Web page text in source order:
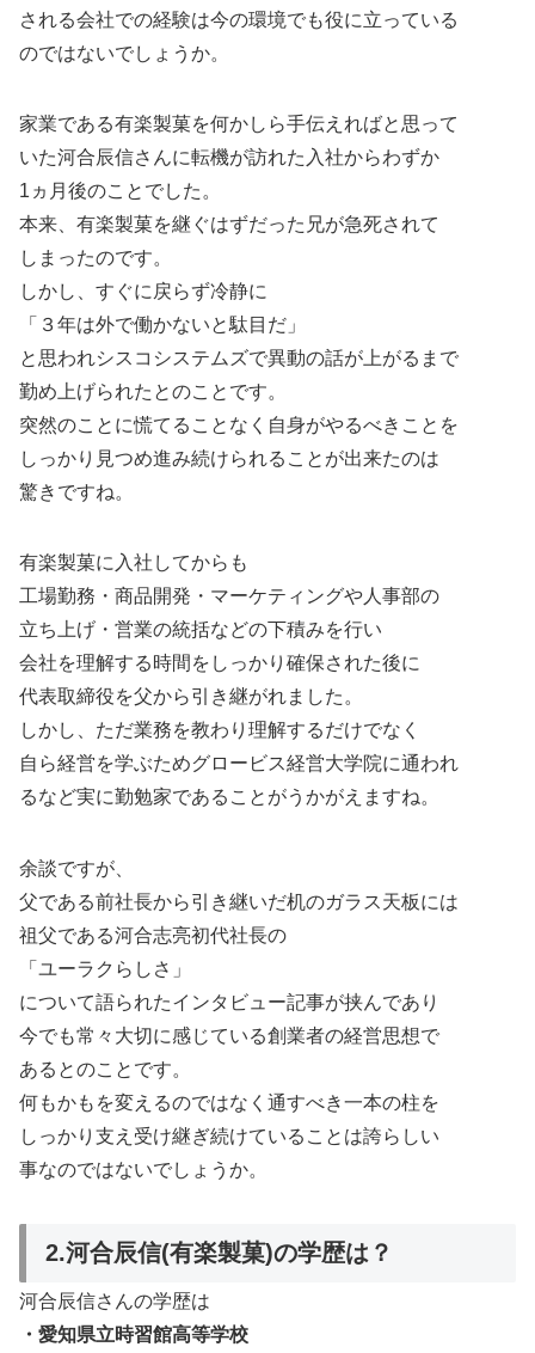
される会社での経験は今の環境でも役に立っている
のではないでしょうか。
家業である有楽製菓を何かしら手伝えればと思って
いた河合辰信さんに転機が訪れた入社からわずか
1ヵ月後のことでした。
本来、有楽製菓を継ぐはずだった兄が急死されて
しまったのです。
しかし、すぐに戻らず冷静に
「３年は外で働かないと駄目だ」
と思われシスコシステムズで異動の話が上がるまで
勤め上げられたとのことです。
突然のことに慌てることなく自身がやるべきことを
しっかり見つめ進み続けられることが出来たのは
驚きですね。
有楽製菓に入社してからも
工場勤務・商品開発・マーケティングや人事部の
立ち上げ・営業の統括などの下積みを行い
会社を理解する時間をしっかり確保された後に
代表取締役を父から引き継がれました。
しかし、ただ業務を教わり理解するだけでなく
自ら経営を学ぶためグロービス経営大学院に通われ
るなど実に勤勉家であることがうかがえますね。
余談ですが、
父である前社長から引き継いだ机のガラス天板には
祖父である河合志亮初代社長の
「ユーラクらしさ」
について語られたインタビュー記事が挟んであり
今でも常々大切に感じている創業者の経営思想で
あるとのことです。
何もかもを変えるのではなく通すべき一本の柱を
しっかり支え受け継ぎ続けていることは誇らしい
事なのではないでしょうか。
2.河合辰信(有楽製菓)の学歴は？
河合辰信さんの学歴は
・愛知県立時習館高等学校